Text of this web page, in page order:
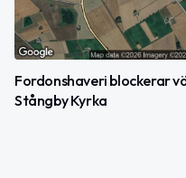
Fordonshaveri blockerar
Stångby Kyrka